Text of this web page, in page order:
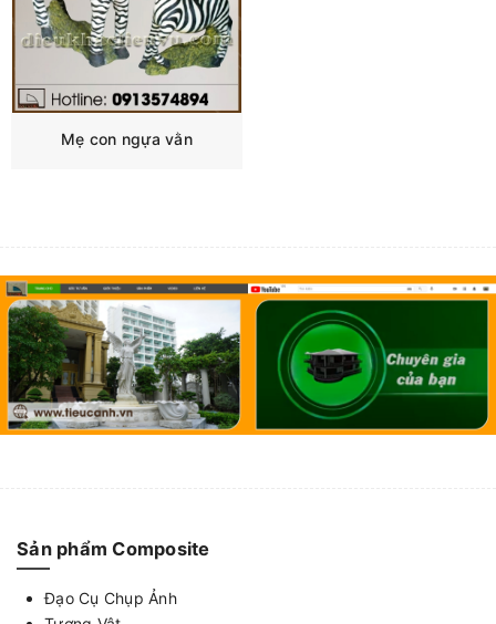
Mẹ con ngựa vằn
Sản phẩm Composite
Đạo Cụ Chụp Ảnh